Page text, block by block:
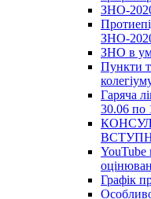
ЗНО-
ЗНО-
ЗНО в
Пункти
Гаряча
30.06 по
YouTube
Графік